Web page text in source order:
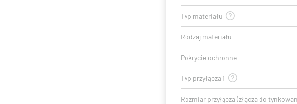
Typ materiału
Rodzaj materiału
Pokrycie ochronne
Typ przyłącza 1
Rozmiar przyłącza (złącza do